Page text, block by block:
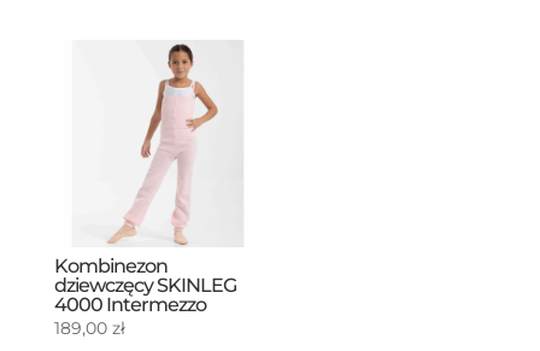
Kombinezon
dziewczęcy SKINLEG
4000 Intermezzo
189,00 zł